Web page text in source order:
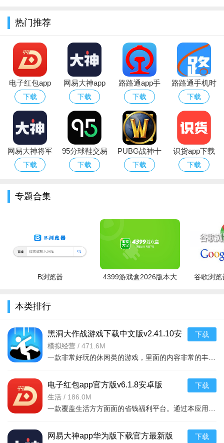
阅读时点击屏幕中央，调出功能栏，可以自定义设置，如需
听书，点击“听书”按钮。
热门推荐
电子红包app
官方版
下载
网易大神app
华为版下载官
方最新版
下载
路路通app手
机版
下载
路路通手机时
刻表app官方
安卓版
下载
网易大神将军
令下载安装官
下载
95分球鞋交易
app平台下载
下载
PUBG战神十
字架下载安卓
下载
识货app下载
官方正版最新
下载
专题合集
B浏览器
4399游戏盒2026版本大
谷歌浏览
本类排行
黑洞大作战游戏下载中文版v2.41.10安
卓版
模拟经营 / 471.6M
下载
电子红包app官方版v6.1.8安卓版
生活 / 186.0M
下载
网易大神app华为版下载官方最新版
下载